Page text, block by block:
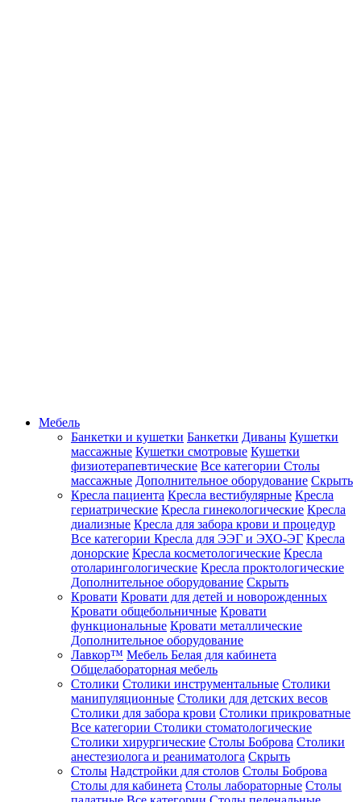
Мебель
Банкетки и кушетки Банкетки Диваны Кушетки
массажные Кушетки смотровые Кушетки
физиотерапевтические Все категории Столы
массажные Дополнительное оборудование Скрыть
Кресла пациента Кресла вестибулярные Кресла
гериатрические Кресла гинекологические Кресла
диализные Кресла для забора крови и процедур
Все категории Кресла для ЭЭГ и ЭХО-ЭГ Кресла
донорские Кресла косметологические Кресла
отоларингологические Кресла проктологические
Дополнительное оборудование Скрыть
Кровати Кровати для детей и новорожденных
Кровати общебольничные Кровати
функциональные Кровати металлические
Дополнительное оборудование
Лавкор™ Мебель Белая для кабинета
Общелабораторная мебель
Столики Столики инструментальные Столики
манипуляционные Столики для детских весов
Столики для забора крови Столики прикроватные
Все категории Столики стоматологические
Столики хирургические Столы Боброва Столики
анестезиолога и реаниматолога Скрыть
Столы Надстройки для столов Столы Боброва
Столы для кабинета Столы лабораторные Столы